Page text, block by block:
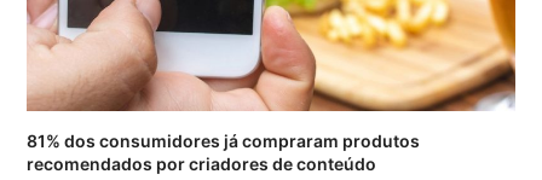
81% dos consumidores já compraram produtos
recomendados por criadores de conteúdo